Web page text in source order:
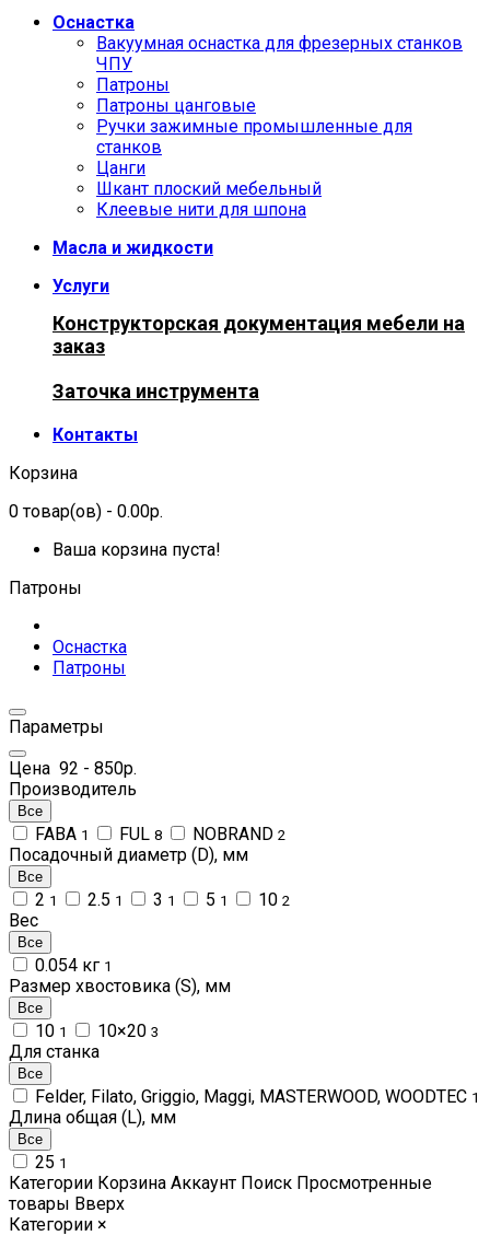
Оснастка
Вакуумная оснастка для фрезерных станков
ЧПУ
Патроны
Патроны цанговые
Ручки зажимные промышленные для
станков
Цанги
Шкант плоский мебельный
Клеевые нити для шпона
Масла и жидкости
Услуги
Конструкторская документация мебели на
заказ
Заточка инструмента
Контакты
Корзина
0товар(ов) - 0.00р.
Ваша корзина пуста!
Патроны
Оснастка
Патроны
Параметры
Цена 92 - 850р.
Производитель
Все
FABA 1 FUL 8 NOBRAND 2
Посадочный диаметр (D), мм
Все
2 1 2.5 1 3 1 5 1 10 2
Вес
Все
0.054 кг 1
Размер хвостовика (S), мм
Все
10 1 10×20 3
Для станка
Все
Felder, Filato, Griggio, Maggi, MASTERWOOD, WOODTEC 1
Длина общая (L), мм
Все
25 1
Категории Корзина Аккаунт Поиск Просмотренные
товары Вверх
Категории ×